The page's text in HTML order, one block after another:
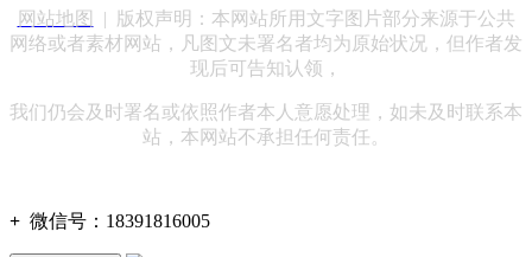
网站地图
| 版权声明：本网站所用文字图片部分来源于公共
网络或者素材网站，凡图文未署名者均为原始状况，但作者发
现后可告知认领，
我们仍会及时署名或依照作者本人意愿处理，如未及时联系本
站，本网站不承担任何责任。
+ 微信号： 18391816005